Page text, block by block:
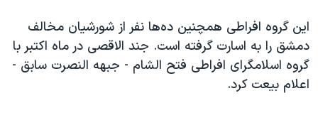
سفر پرزیدنت ترامپ به چین
این گروه افراطی همچنین ده‌ها نفر از شورشیان مخالف
دمشق را به اسارت گرفته است. جند الاقصی در ماه اکتبر با
گروه اسلامگرای افراطی فتح الشام - جبهه النصرت سابق -
اعلام بیعت کرد.